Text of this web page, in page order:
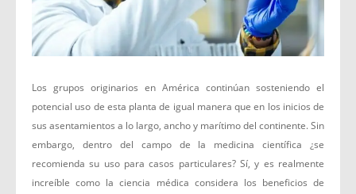
Los grupos originarios en América continúan sosteniendo el
potencial uso de esta planta de igual manera que en los inicios de
sus asentamientos a lo largo, ancho y marítimo del continente. Sin
embargo, dentro del campo de la medicina científica ¿se
recomienda su uso para casos particulares? Sí, y es realmente
increíble como la ciencia médica considera los beneficios de